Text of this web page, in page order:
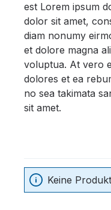
est Lorem ipsum
dolor sit amet,
diam nonumy
et dolore magna
voluptua. At vero
dolores et ea
no sea takimata
sit amet.
Keine